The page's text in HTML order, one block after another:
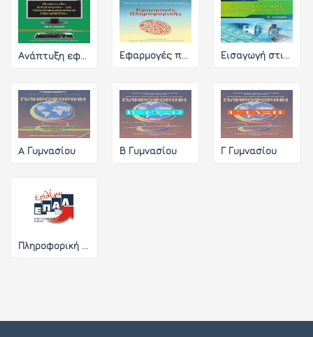
Ανάπτυξη εφαρμογών σε Προγραμματιστικό περιβάλλον Εφαρμογές πληροφορικής Εισαγωγή στις Αρχές της Επιστήμης Υπολογιστών
A Γυμνασίου Β Γυμνασίου Γ Γυμνασίου
Πληροφορική στο Επαλ